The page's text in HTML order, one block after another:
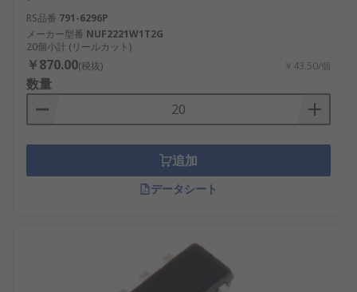
RS品番 791-6296P
メーカー型番 NUF2221W1T2G
20個小計 (リールカット)
￥870.00(税抜) ￥43.50/個
数量
追加
データシート